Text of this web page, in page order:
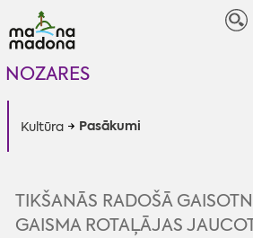
NOZARES
Kultūra Pasākumi
TIKŠANĀS RADOŠĀ
GAISMA ROTAĻĀJAS